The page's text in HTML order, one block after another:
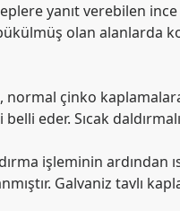
yanıt verebilen
olan alanlarda
normal çinko
eder. Sıcak
işleminin ardından
Galvaniz tavlı